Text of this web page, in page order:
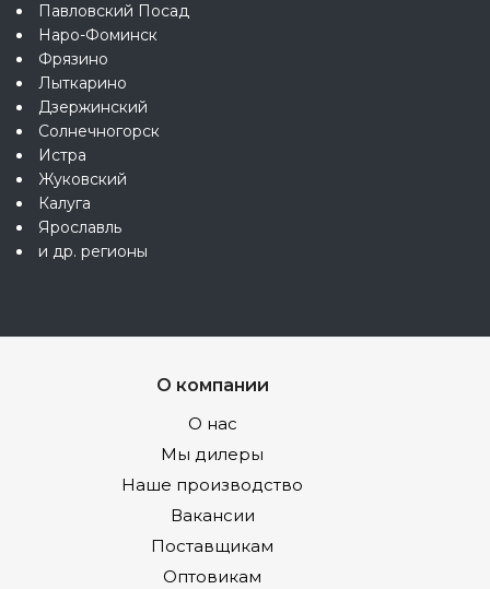
Павловский Посад
Наро-Фоминск
Фрязино
Лыткарино
Дзержинский
Солнечногорск
Истра
Жуковский
Калуга
Ярославль
и др. регионы
О компании
О нас
Мы дилеры
Наше производство
Вакансии
Поставщикам
Оптовикам